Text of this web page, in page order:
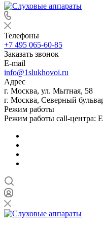
Телефоны
+7 495 065-60-85
Заказать звонок
E-mail
info@1slukhovoi.ru
Адрес
г. Москва, ул. Мытная, 58
г. Москва, Северный
Режим работы
Режим работы call-центра: